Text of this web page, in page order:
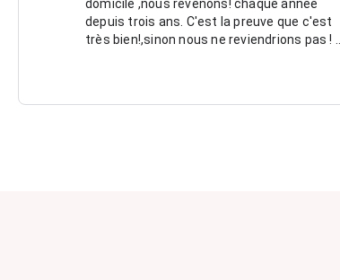
domicile ,nous revenons! chaque année
depuis trois ans. C'est la preuve que c'est
très bien!,sinon nous ne reviendrions pas !